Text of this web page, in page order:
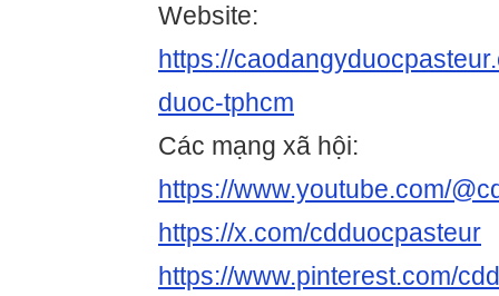
Website:
https://
duoc-tphcm
Các mạng xã hội:
https://www.youtube.com/
https://x.com/cdduocpasteur
https://www.pinterest.com/